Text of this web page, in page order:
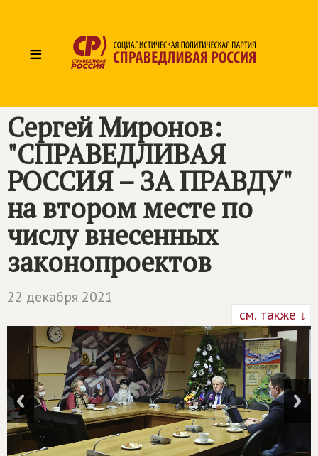
≡
Сергей Миронов:
"СПРАВЕДЛИВАЯ
РОССИЯ – ЗА ПРАВДУ"
на втором месте по
числу внесенных
законопроектов
22 декабря 2021
см. также ↓